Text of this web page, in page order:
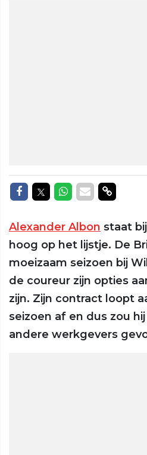
Delen op Facebook
Delen op Twitter
Delen opDelen via
Delen
Alexander Albon staat
hoog op het lijstje. De
moeizaam seizoen bij
de coureur zijn opties
zijn. Zijn contract loopt
seizoen af en dus zou
andere werkgevers